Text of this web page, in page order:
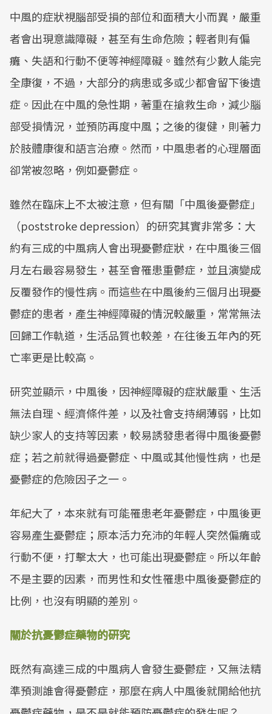
中風的症狀視腦部受損的部位和面積大小而異，嚴重
者會出現意識障礙，甚至有生命危險；輕者則有偏
癱、失語和行動不便等神經障礙。雖然有少數人能完
全康復，不過，大部分的病患或多或少都會留下後遺
症。因此在中風的急性期，著重在搶救生命，減少腦
部受損情況，並預防再度中風；之後的復健，則著力
於肢體康復和語言治療。然而，中風患者的心理層面
卻常被忽略，例如憂鬱症。
雖然在臨床上不太被注意，但有關「中風後憂鬱症」
（poststroke depression）的研究其實非常多：大
約有三成的中風病人會出現憂鬱症狀，在中風後三個
月左右最容易發生，甚至會罹患重鬱症，並且演變成
反覆發作的慢性病。而這些在中風後約三個月出現憂
鬱症的患者，產生神經障礙的情況較嚴重，常常無法
回歸工作軌道，生活品質也較差，在往後五年內的死
亡率更是比較高。
研究並顯示，中風後，因神經障礙的症狀嚴重、生活
無法自理、經濟條件差，以及社會支持網薄弱，比如
缺少家人的支持等因素，較易誘發患者得中風後憂鬱
症；若之前就得過憂鬱症、中風或其他慢性病，也是
憂鬱症的危險因子之一。
年紀大了，本來就有可能罹患老年憂鬱症，中風後更
容易產生憂鬱症；原本活力充沛的年輕人突然偏癱或
行動不便，打擊太大，也可能出現憂鬱症。所以年齡
不是主要的因素，而男性和女性罹患中風後憂鬱症的
比例，也沒有明顯的差別。
關於抗憂鬱症藥物的研究
既然有高達三成的中風病人會發生憂鬱症，又無法精
準預測誰會得憂鬱症，那麼在病人中風後就開給他抗